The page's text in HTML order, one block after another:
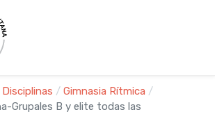
Disciplinas
Gimnasia Rítmica
Grupales B y elite todas las